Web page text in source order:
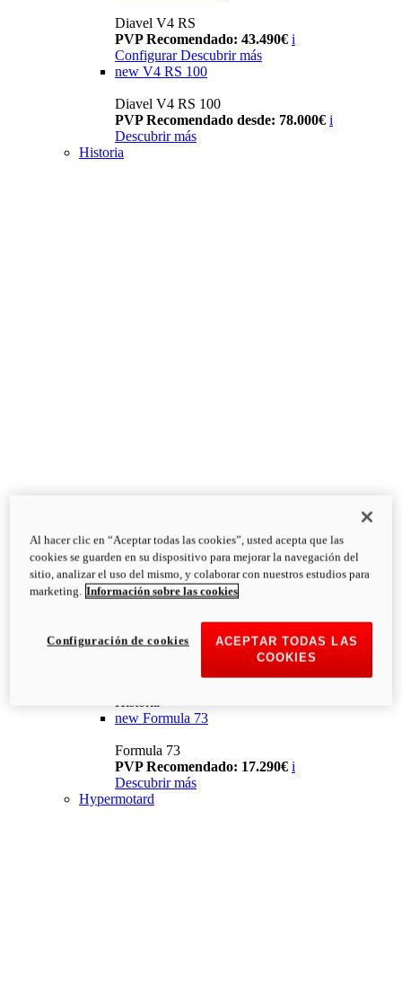
Diavel V4 RS
PVP Recomendado: 43.490€ i
Configurar Descubrir más
new V4 RS 100
Diavel V4 RS 100
PVP Recomendado desde: 78.000€ i
Descubrir más
Historia
Historia
new Formula 73
Formula 73
PVP Recomendado: 17.290€ i
Descubrir más
Hypermotard
Al hacer clic en “Aceptar todas las cookies”, usted acepta que las
cookies se guarden en su dispositivo para mejorar la navegación del
sitio, analizar el uso del mismo, y colaborar con nuestros estudios para
marketing. Información sobre las cookies
ACEPTAR TODAS LAS
COOKIES
Configuración de cookies